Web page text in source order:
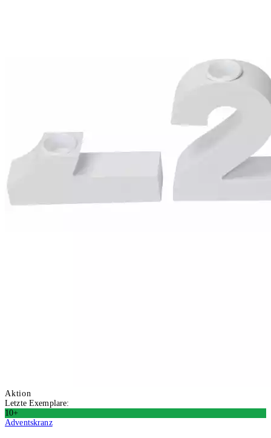
Aktion
Letzte Exemplare:
10+
Adventskranz